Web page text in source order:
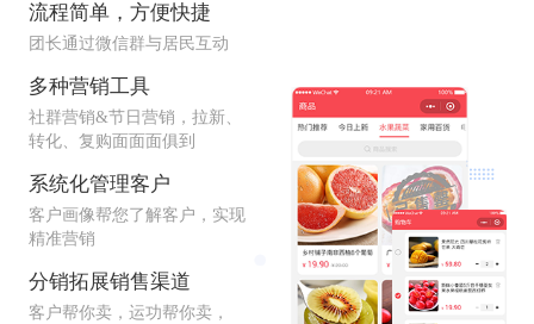
流程简单，方便快捷
团长通过微信群与居民互动
多种营销工具
社群营销&节日营销，拉新、
转化、复购面面面俱到
系统化管理客户
客户画像帮您了解客户，实现
精准营销
分销拓展销售渠道
客户帮你卖，运功帮你卖，